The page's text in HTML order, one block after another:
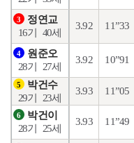
3
정연교
16기
40세
3.92 11”33
4
원준오
28기
27세
3.92 10”91
5
박건수
29기
23세
3.93 11”05
6
박건이
28기
25세
3.93 11”49